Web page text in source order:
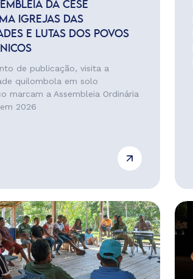
DA CESE
IGREJAS DAS
E LUTAS DOS POVOS
de publicação, visita a
quilombola em solo
marcam a Assembleia Ordinária
2026